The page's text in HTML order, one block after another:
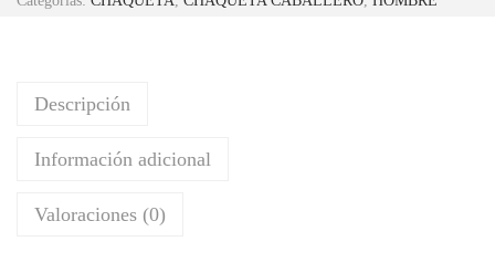
Descripción
Información adicional
Valoraciones (0)